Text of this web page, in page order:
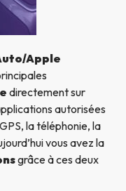
Apple
directement sur
autorisées
la téléphonie, la
vous avez la
grâce à ces deux